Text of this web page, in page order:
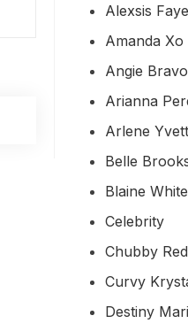
Alexsis Faye
Amanda Xo
Angie Bravo
Arianna
Arlene
Belle
Blaine White
Celebrity
Chubby
Curvy
Destiny Mari